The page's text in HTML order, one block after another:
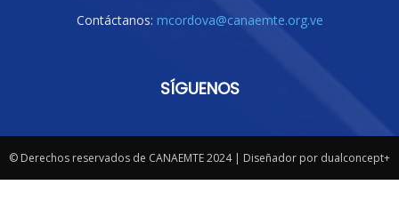
Contáctanos: mcordova@canaemte.org.ve
SÍGUENOS
© Derechos reservados de CANAEMTE 2024 | Diseñador por dualconcept+